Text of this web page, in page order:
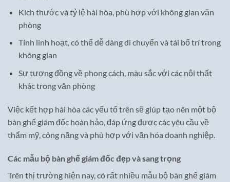
Kích thước và tỷ lệ hài hòa, phù hợp với không gian văn
phòng
Tính linh hoạt, có thể dễ dàng di chuyển và tái bố trí trong
không gian
Sự tương đồng về phong cách, màu sắc với các nội thất
khác trong văn phòng
Việc kết hợp hài hòa các yếu tố trên sẽ giúp tạo nên một bộ
bàn ghế giám đốc hoàn hảo, đáp ứng được các yêu cầu về
thẩm mỹ, công năng và phù hợp với văn hóa doanh nghiệp.
Các mẫu bộ bàn ghế giám đốc đẹp và sang trọng
Trên thị trường hiện nay, có rất nhiều mẫu bộ bàn ghế giám